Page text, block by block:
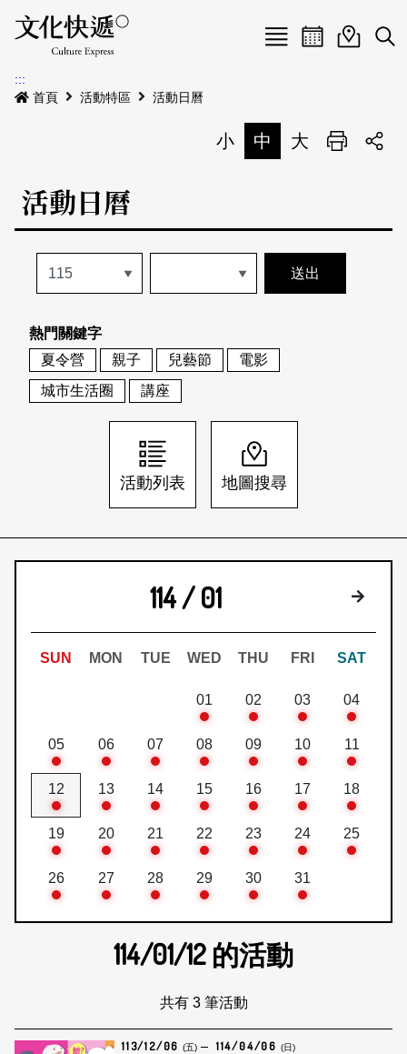
Menu
最新公告
本期專題
歷史專題
活動特區
活動列表
地圖搜尋
關於我們
關於我們
刊物索取地點
會員基本資料
刊登活動
網站導覽 English
日本語 登入/註冊
活動日曆活動地圖
展
:::
首頁
活動特區 活動日曆
小 中 大 列印
活動日曆
熱門關鍵字
夏令營
親子 兒藝節
電影
城市生活圈
講座
活動列表 地圖搜尋
114 / 01 下個月
SUN MON TUE WED THU FRI SAT
01 02 03 04
05 06 07 08 09 10 11
12 13 14 15 16 17 18
19 20 21 22 23 24 25
26 27 28 29 30 31
114/01/12 的活動
共有 3 筆活動
113/12/06 (五) 114/04/06 (日)